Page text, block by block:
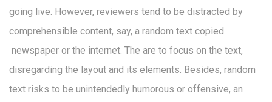
going live. However, reviewers tend to be distracted by
comprehensible content, say, a random text copied
newspaper or the internet. The are to focus on the text,
disregarding the layout and its elements. Besides, random
text risks to be unintendedly humorous or offensive, an